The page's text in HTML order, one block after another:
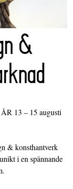
&
13 – 15 augusti
& konsthantverk
i en spännande